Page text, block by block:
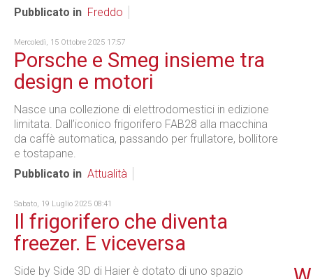
Pubblicato in Freddo
Mercoledì, 15 Ottobre 2025 17:57
Porsche e Smeg insieme tra
design e motori
Nasce una collezione di elettrodomestici in edizione
limitata. Dall’iconico frigorifero FAB28 alla macchina
da caffè automatica, passando per frullatore, bollitore
e tostapane.
Pubblicato in Attualità
Sabato, 19 Luglio 2025 08:41
Il frigorifero che diventa
freezer. E viceversa
Side by Side 3D di Haier è dotato di uno spazio